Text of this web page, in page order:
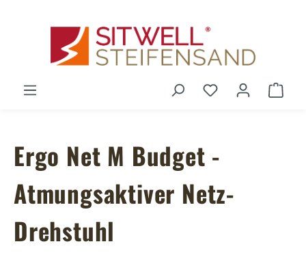
Du hast 0
Ergo Net M Budget -
Atmungsaktiver Netz-
Drehstuhl